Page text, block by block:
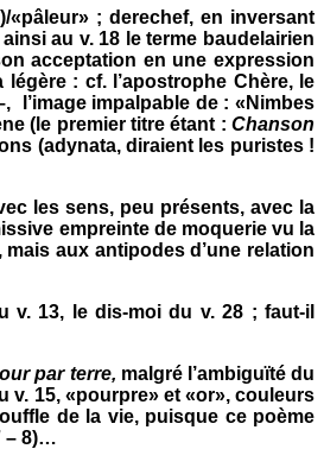
; derechef, en inversant
au v. 18 le terme baudelairien
acceptation en une expression
: cf. l’apostrophe Chère, le
l’image impalpable de : «Nimbes
(le premier titre étant :Chanson
(adynata, diraient les puristes !
les sens, peu présents, avec la
empreinte de moquerie vu la
aux antipodes d’une relation
v. 13, le dis-moi du v. 28 ; faut-il
par terre, malgré l’ambiguïté du
v. 15, «pourpre» et «or», couleurs
de la vie, puisque ce poème
– 8)…